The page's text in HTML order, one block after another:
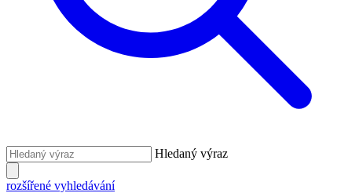
Hledaný výraz
rozšířené vyhledávání